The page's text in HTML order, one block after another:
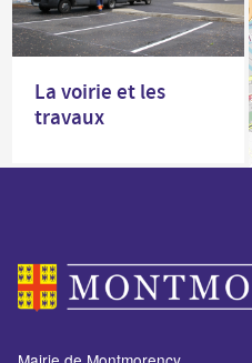
La voirie et les
travaux